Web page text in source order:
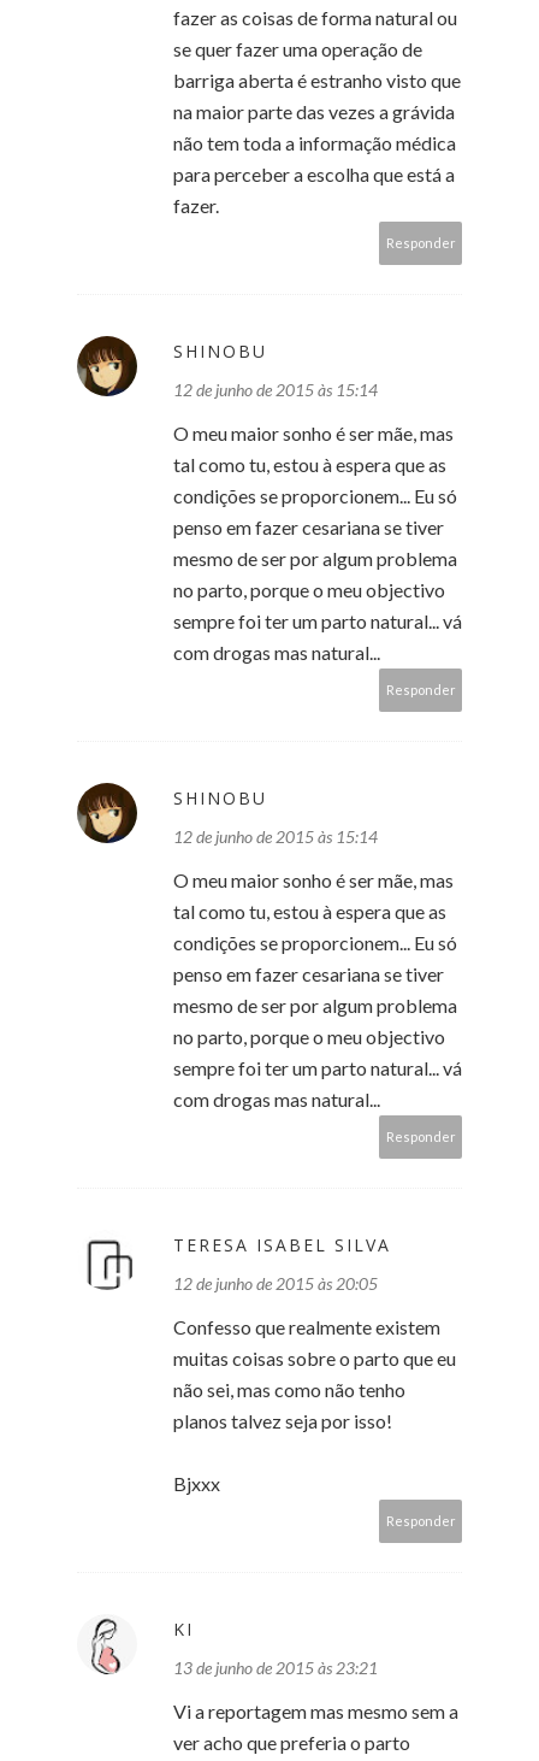
fazer as coisas de forma natural ou
se quer fazer uma operação de
barriga aberta é estranho visto que
na maior parte das vezes a grávida
não tem toda a informação médica
para perceber a escolha que está a
fazer.
Responder
SHINOBU
12 de junho de 2015 às 15:14
O meu maior sonho é ser mãe, mas
tal como tu, estou à espera que as
condições se proporcionem... Eu só
penso em fazer cesariana se tiver
mesmo de ser por algum problema
no parto, porque o meu objectivo
sempre foi ter um parto natural... vá
com drogas mas natural...
Responder
SHINOBU
12 de junho de 2015 às 15:14
O meu maior sonho é ser mãe, mas
tal como tu, estou à espera que as
condições se proporcionem... Eu só
penso em fazer cesariana se tiver
mesmo de ser por algum problema
no parto, porque o meu objectivo
sempre foi ter um parto natural... vá
com drogas mas natural...
Responder
TERESA ISABEL SILVA
12 de junho de 2015 às 20:05
Confesso que realmente existem
muitas coisas sobre o parto que eu
não sei, mas como não tenho
planos talvez seja por isso!
Bjxxx
Responder
KI
13 de junho de 2015 às 23:21
Vi a reportagem mas mesmo sem a
ver acho que preferia o parto